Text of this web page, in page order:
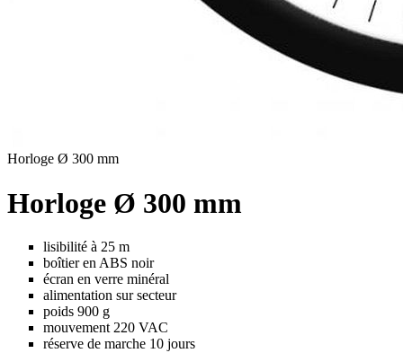
Horloge Ø 300 mm
Horloge Ø 300 mm
lisibilité à 25 m
boîtier en ABS noir
écran en verre minéral
alimentation sur secteur
poids 900 g
mouvement 220 VAC
réserve de marche 10 jours